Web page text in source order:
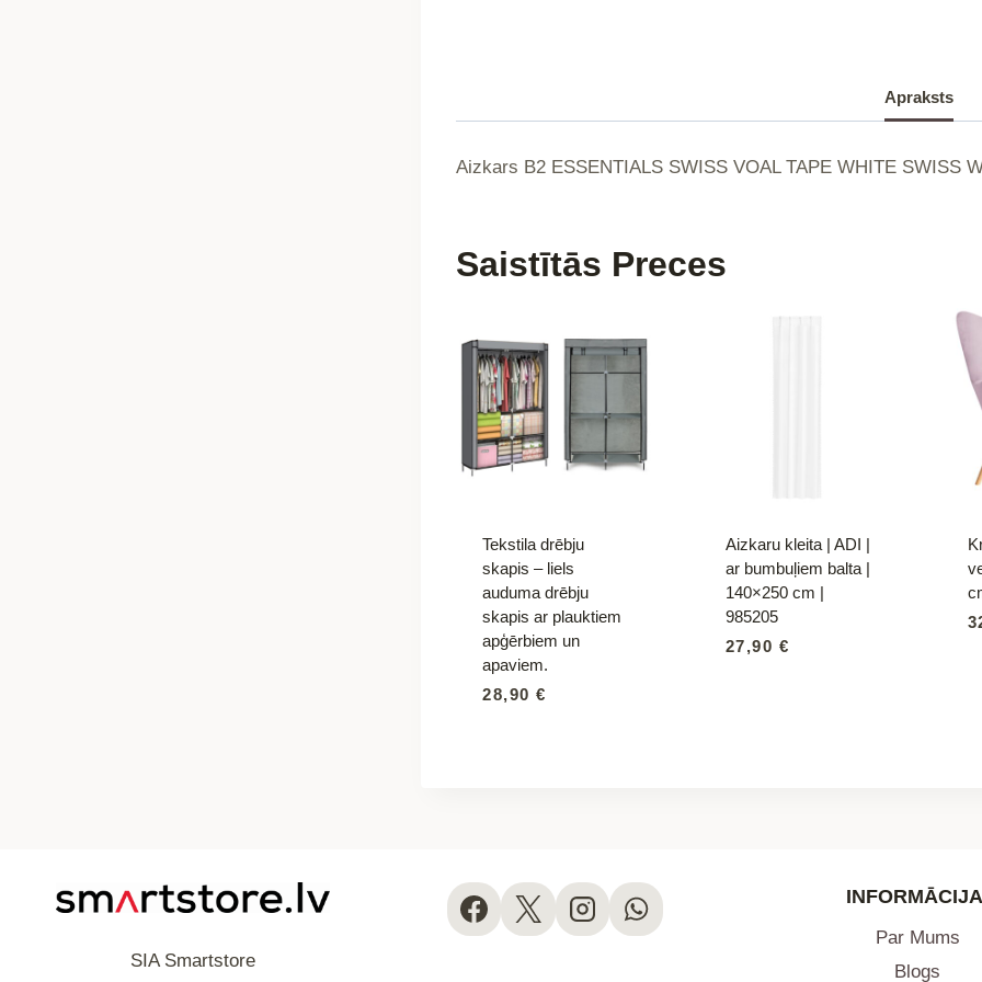
|
Apraksts
Aizkars B2 ESSENTIALS SWISS VOAL TAPE WHITE SWISS
Saistītās Preces
Tekstila drēbju
skapis – liels
auduma drēbju
skapis ar plauktiem
apģērbiem un
apaviem.
28,90€
Aizkaru kleita | ADI |
ar bumbuļiem balta |
140×250 cm |
985205
27,90 €
SIA Smartstore
Par Mums
Blogs